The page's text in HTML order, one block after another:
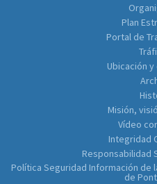
Plan
Portal de
Ubicación
Misión,
Vídeo
Integridad
Responsabilidad
Política Seguridad Información de
de